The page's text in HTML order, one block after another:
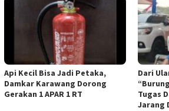
Api Kecil Bisa Jadi Petaka,
Damkar Karawang Dorong
Gerakan 1 APAR 1 RT
Dari
Tugas
Jarang